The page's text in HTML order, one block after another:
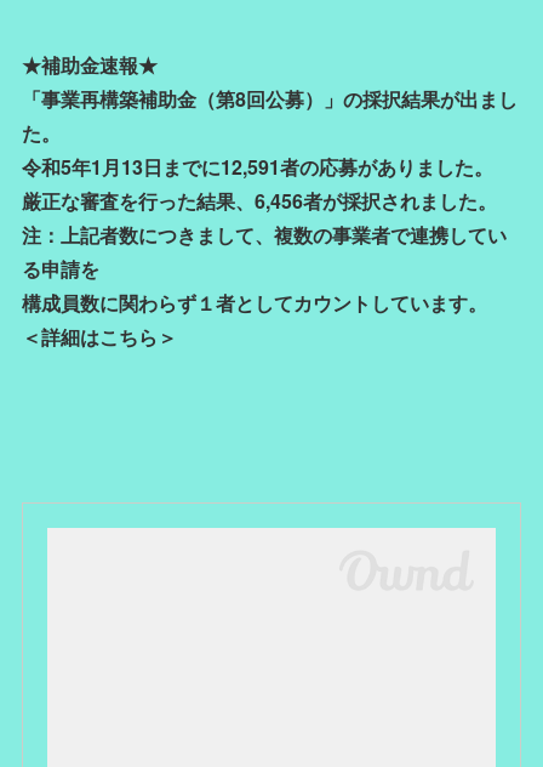
★補助金速報★
「事業再構築補助金（第8回公募）」の採択結果が出まし
た。
令和5年1月13日までに12,591者の応募がありました。
厳正な審査を行った結果、6,456者が採択されました。
注：上記者数につきまして、複数の事業者で連携してい
る申請を
構成員数に関わらず１者としてカウントしています。
＜詳細はこちら＞